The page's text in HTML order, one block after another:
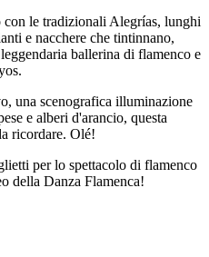
con le tradizionali Alegrías, lunghi
e nacchere che tintinnano,
ballerina di flamenco e
una scenografica illuminazione
e alberi d'arancio, questa
ricordare. Olé!
per lo spettacolo di flamenco
della Danza Flamenca!